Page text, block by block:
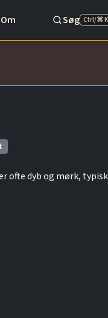
Om Søg Ctrl/⌘ K
ofte dyb og mørk,